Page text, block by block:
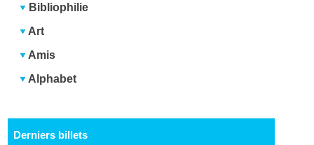
Bibliophilie
Art
Amis
Alphabet
Derniers billets